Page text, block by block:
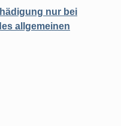
nur bei
allgemeinen